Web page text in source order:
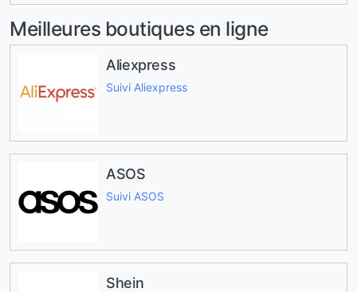
Meilleures boutiques en ligne
Aliexpress
Suivi Aliexpress
ASOS
Suivi ASOS
Shein